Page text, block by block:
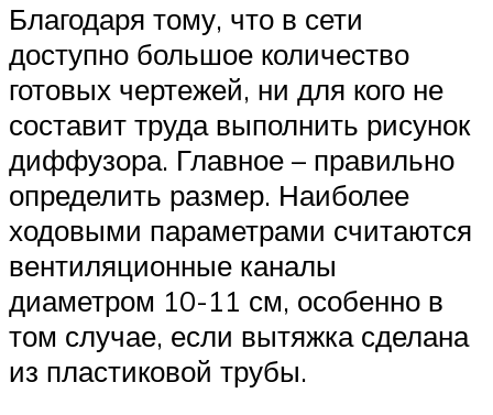
Благодаря тому, что в сети
доступно большое количество
готовых чертежей, ни для кого не
составит труда выполнить рисунок
диффузора. Главное – правильно
определить размер. Наиболее
ходовыми параметрами считаются
вентиляционные каналы
диаметром 10-11 см, особенно в
том случае, если вытяжка сделана
из пластиковой трубы.